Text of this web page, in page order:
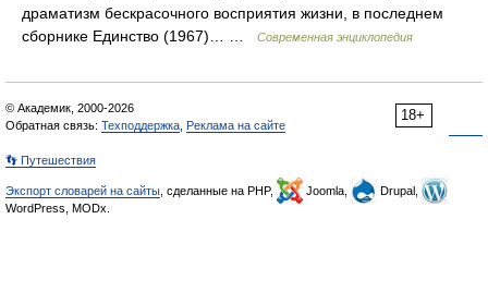
драматизм бескрасочного восприятия жизни, в последнем
сборнике Единство (1967)… …
Современная энциклопедия
18+
© Академик, 2000-2026
Обратная связь: Техподдержка Реклама на сайте
👣 Путешествия
Экспорт словарей на сайты , сделанные на PHP, Joomla,
Drupal,
WordPress, MODx.